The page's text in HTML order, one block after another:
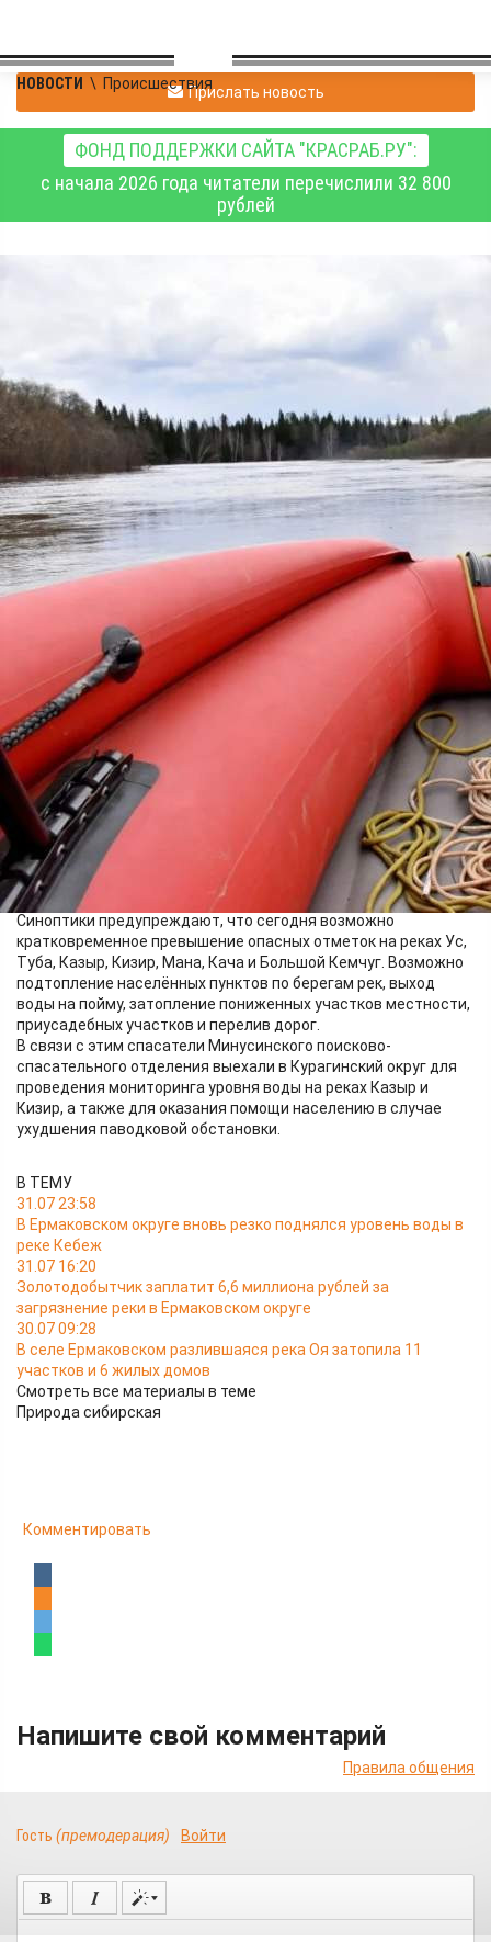
НОВОСТИ \ ПроисшествияПрислать новость
ФОНД ПОДДЕРЖКИ САЙТА "КРАСРАБ.РУ":
с начала 2026 года читатели перечислили 32 800
рублей
дождей на юге
Красноярского края
сложилась опасная
паводковая ситуация
Происшествия
407
Фото:
Учреждение "Спасатель"
В связи с сильными осадками, прошедшими в южных и
центральных округах Красноярского края, на реках
сформировалась очередная волна весеннего половодья,
наблюдается рост уровня воды.
Синоптики предупреждают, что сегодня возможно
кратковременное превышение опасных отметок на реках Ус,
Туба, Казыр, Кизир, Мана, Кача и Большой Кемчуг. Возможно
подтопление населённых пунктов по берегам рек, выход
воды на пойму, затопление пониженных участков местности,
приусадебных участков и перелив дорог.
В связи с этим спасатели Минусинского поисково-
спасательного отделения выехали в Курагинский округ для
проведения мониторинга уровня воды на реках Казыр и
Кизир, а также для оказания помощи населению в случае
ухудшения паводковой обстановки.
В ТЕМУ
31.07 23:58
В Ермаковском округе вновь резко поднялся уровень воды в
реке Кебеж
31.07 16:20
Золотодобытчик заплатит 6,6 миллиона рублей за
загрязнение реки в Ермаковском округе
30.07 09:28
В селе Ермаковском разлившаяся река Оя затопила 11
участков и 6 жилых домов
Смотреть все материалы в теме
Природа сибирская
Комментировать
Напишите свой комментарий
Правила общения
Гость (премодерация) Войти